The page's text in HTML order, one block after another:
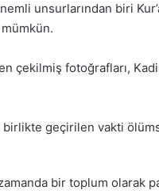
unsurlarından biri
çekilmiş fotoğrafları,
birlikte geçirilen vakti
bir toplum olarak